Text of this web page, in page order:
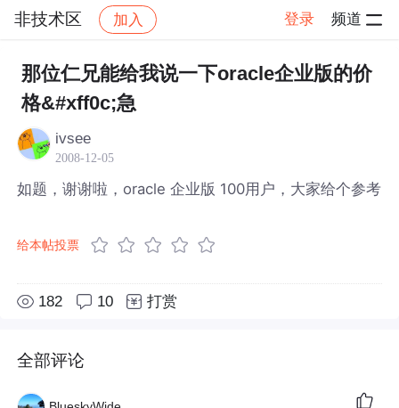
非技术区 加入 登录 频道
社区 非技术区 帖子详情
那位仁兄能给我说一下oracle企业版的价
格&#xff0c;急
ivsee
2008-12-05
如题，谢谢啦，oracle 企业版 100用户，大家给个参考
给本帖投票
182 10 打赏
全部评论